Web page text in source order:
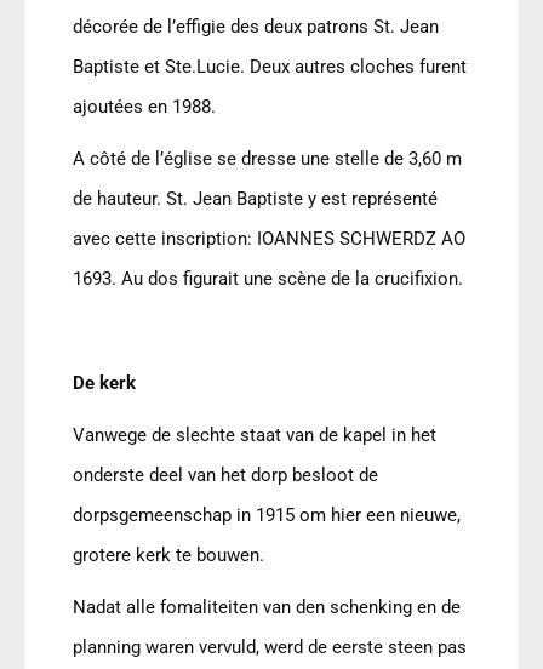
décorée de l ’effigie des deux patrons St. Jean
Baptiste et Ste.Lucie. Deux autres cloches furent
ajoutées en 1988.
A côté de l’église se dresse une stelle de 3,60 m
de hauteur. St. Jean Baptiste y est représenté
avec cette inscription: IOANNES SCHWERDZ AO
1693. Au dos figurait une scène de la crucifixion.
De kerk
Vanwege de slechte staat van de kapel in het
onderste deel van het dorp besloot de
dorpsgemeenschap in 1915 om hier een nieuwe,
grotere kerk te bouwen.
Nadat alle fomaliteiten van den schenking en de
planning waren vervuld, werd de eerste steen pas